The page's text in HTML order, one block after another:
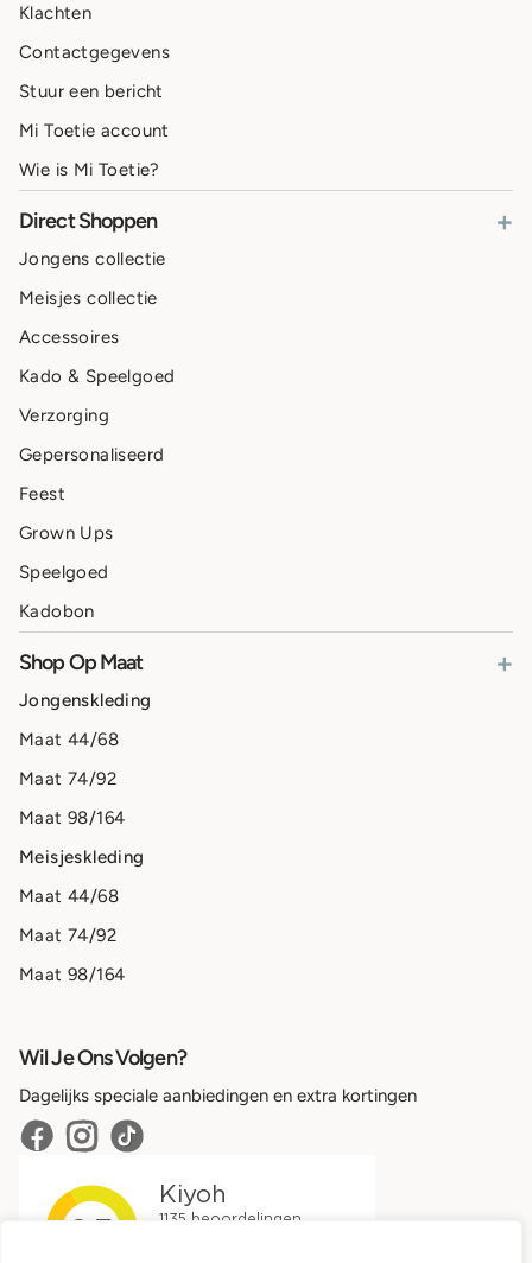
Klachten
Contactgegevens
Stuur een bericht
Mi Toetie account
Wie is Mi Toetie?
Direct Shoppen +
Jongens collectie
Meisjes collectie
Accessoires
Kado & Speelgoed
Verzorging
Gepersonaliseerd
Feest
Grown Ups
Speelgoed
Kadobon
Shop Op Maat +
Jongenskleding
Maat 44/68
Maat 74/92
Maat 98/164
Meisjeskleding
Maat 44/68
Maat 74/92
Maat 98/164
Wil Je Ons Volgen?
Dagelijks speciale aanbiedingen en extra kortingen